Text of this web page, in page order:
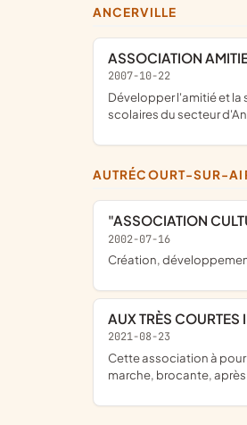
ANCERVILLE
ASSOCIATION
2007-10-22
développer l'amitié et la solidarité entre les peuples en favorisant des échanges internationaux à caractères culturels, pédagogiques, linguistiques entre les établissements
scolaires du secteur
AUTRÉCOURT-SUR-
"ASSOCIATION
2002-07-16
création,
AUX TRÈS COURTES
2021-08-23
cette association à pour objet de dynamiser la vie au village en proposant de nombreuses activités culturelles et sportives, fêtes et traditions ( pâques, noël, fête du village,
marche, brocante,